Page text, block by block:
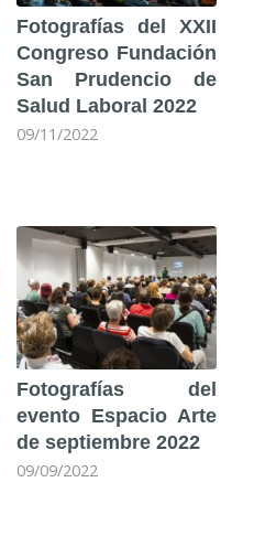
Fotografías del XXII
Congreso Fundación
San Prudencio de
Salud Laboral 2022
09/11/2022
Fotografías del
evento Espacio Arte
de septiembre 2022
09/09/2022